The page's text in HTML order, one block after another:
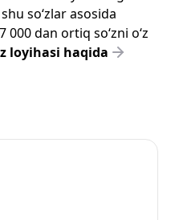
so‘zlar asosida
dan ortiq so‘zni o‘z
loyihasi haqida